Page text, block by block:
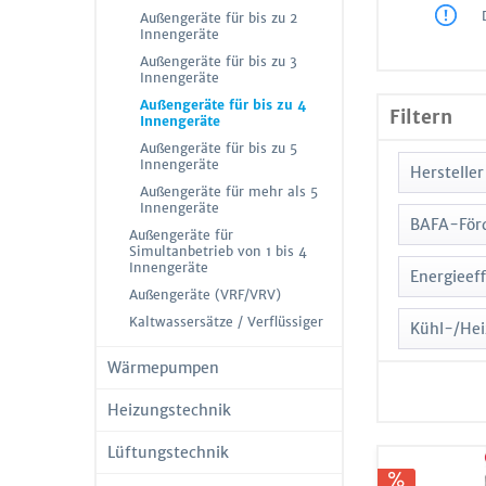
Außengeräte für bis zu 2
Innengeräte
Außengeräte für bis zu 3
Innengeräte
Außengeräte für bis zu 4
Innengeräte
Außengeräte für bis zu 5
Innengeräte
Außengeräte für mehr als 5
Innengeräte
Außengeräte für
Simultanbetrieb von 1 bis 4
Innengeräte
Außengeräte (VRF/VRV)
Kaltwassersätze / Verflüssiger
Wärmepumpen
Heizungstechnik
Lüftungstechnik
Filtern
Hersteller
BAFA-
Auf
JA
A
A+
Kühl-/
von